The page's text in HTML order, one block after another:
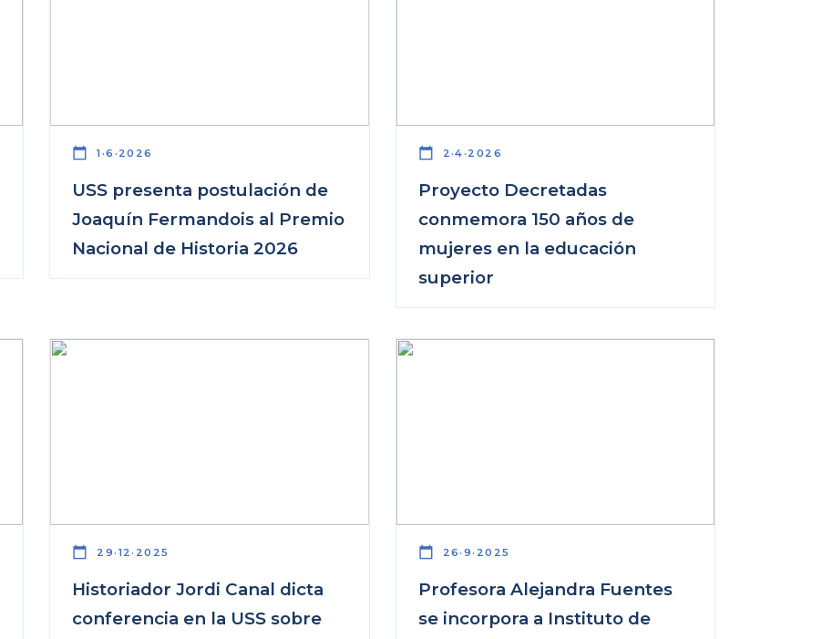
calendar_today 1·6·2026
USS presenta postulación de
Joaquín Fermandois al Premio
Nacional de Historia 2026
calendar_today 2·4·2026
Proyecto Decretadas
conmemora 150 años de
mujeres en la educación
superior
calendar_today 29·12·2025
Historiador Jordi Canal dicta
conferencia en la USS sobre
calendar_today 26·9·2025
Profesora Alejandra Fuentes
se incorpora a Instituto de